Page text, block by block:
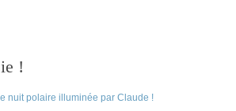
!